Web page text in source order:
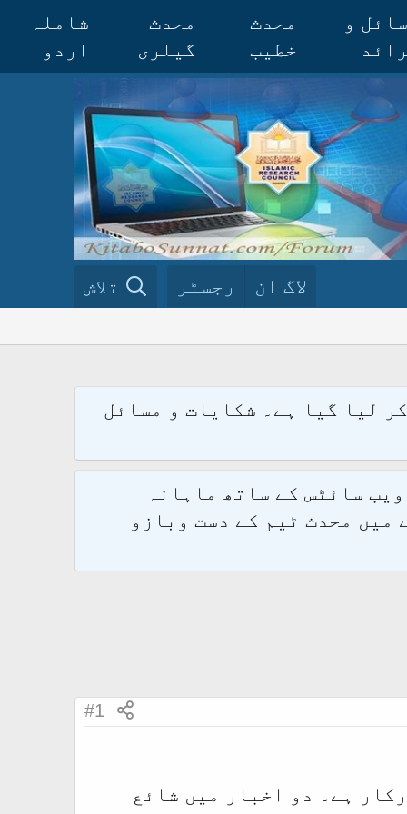
و
محدث
خطیب
محدث
گیلری
شاملہ
اردو
لاگ ان رجسٹر تلاش
2.1.7 پر کامیابی سے منتقل کر لیا گیا ہے۔ شکایات و مسائل
سائٹس کے ساتھ ماہانہ
میں محدث ٹیم کے دست وبازو
#1
ہے۔ دو اخبار میں شائع